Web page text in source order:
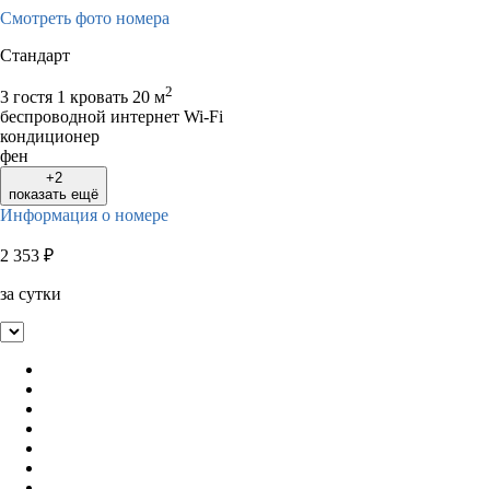
Смотреть фото номера
Стандарт
3 гостя 1 кровать 20 м2
беспроводной интернет Wi-Fi
кондиционер
фен
+2
показать ещё
Информация о номере
2 353 ₽
за сутки